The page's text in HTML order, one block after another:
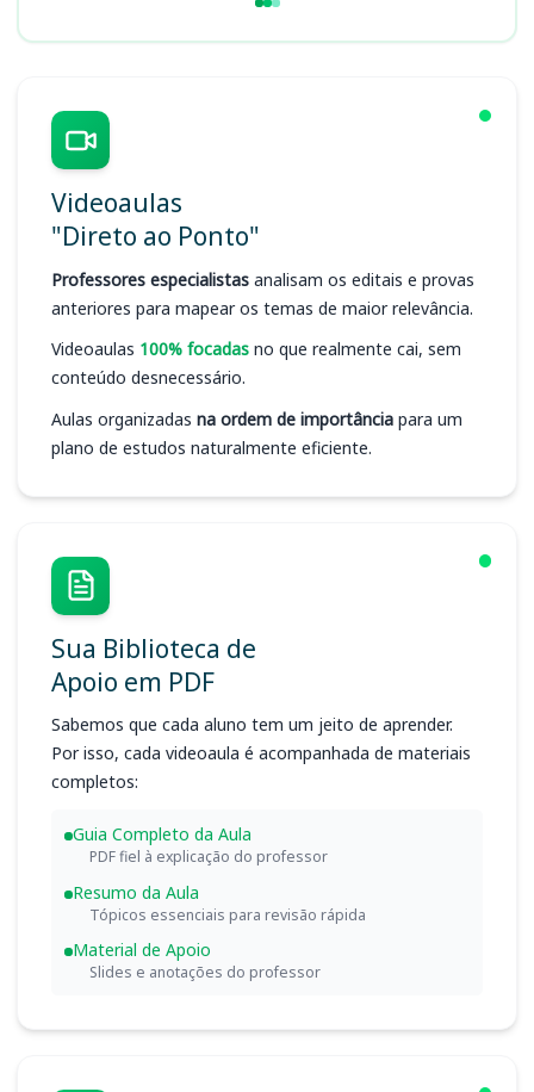
Videoaulas
"Direto ao Ponto"
Professores especialistas analisam os editais e provas
anteriores para mapear os temas de maior relevância.
Videoaulas 100% focadas no que realmente cai, sem
conteúdo desnecessário.
Aulas organizadas na ordem de importância para um
plano de estudos naturalmente eficiente.
Sua Biblioteca de
Apoio em PDF
Sabemos que cada aluno tem um jeito de aprender.
Por isso, cada videoaula é acompanhada de materiais
completos:
Guia Completo da Aula
PDF fiel à explicação do professor
Resumo da Aula
Tópicos essenciais para revisão rápida
Material de Apoio
Slides e anotações do professor